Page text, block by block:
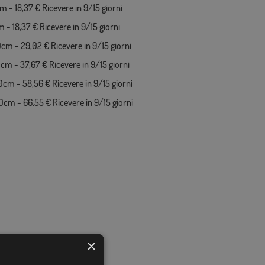
- 18,37 € Ricevere in 9/15 giorni
- 18,37 € Ricevere in 9/15 giorni
- 29,02 € Ricevere in 9/15 giorni
- 37,67 € Ricevere in 9/15 giorni
- 58,56 € Ricevere in 9/15 giorni
- 66,55 € Ricevere in 9/15 giorni
×